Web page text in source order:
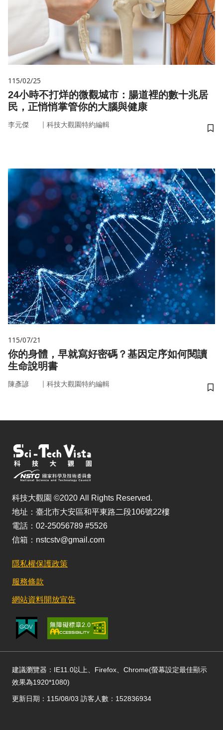
115/02/25
24小時不打烊的微觀城市：腸道裡的數十兆居
民，正悄悄掌管你的大腦與健康
李元傑 ｜ 科技大觀園特約編輯
儲
115/07/21
你的身體，早就寫好密碼？基因定序如何閱讀
生命說明書
陳彥諺 ｜ 科技大觀園特約編輯
儲
科技大觀園 ©2020 All Rights Reserved.
地址：臺北市大安區和平東路二段106號22樓
電話：02-25056789 #5526
信箱：nstcstv@gmail.com
隱私權保護政策
服務條款
網站資料開放宣告
建議瀏覽器：IE11.0以上、Firefox、Chrome(螢幕設定最佳顯示
效果為1920*1080)
更新日期：115/08/03 訪客人數：152836934